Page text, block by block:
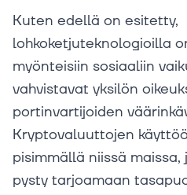
Kuten edellä on esitetty,
lohkoketjuteknologioilla
myönteisiin sosiaaliin
vahvistavat yksilön
portinvartijoiden
Kryptovaluuttojen
pisimmällä niissä
pysty tarjoamaan